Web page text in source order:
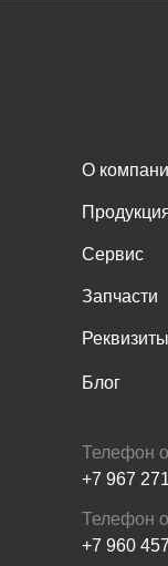
О
Сервис
Реквизиты
Блог
Запчасти
Телефон
+7 960
Телефон
+7 967